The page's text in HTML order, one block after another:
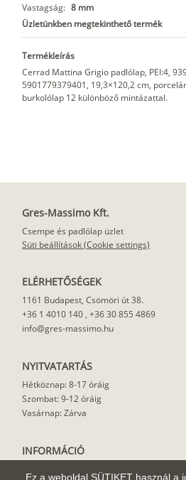
Ez a weboldal SÜTIKET használ a
Vastagság: 8 mm
Üzletünkben megtekinthető termék
Termékleírás
Cerrad Mattina Grigio padlólap, PEI:4,
5901779379401, 19,3×120,2 cm,
burkolólap 12 különböző mintázattal.
Gres-Massimo Kft.
Csempe és padlólap üzlet
Süti beállítások (Cookie settings)
ELÉRHETŐSÉGEK
1161 Budapest, Csömöri út 38.
+36 1 4010 140 , +36 30 855 4869
info@gres-massimo.hu
NYITVATARTÁS
Hétköznap: 8-17 óráig
Szombat: 9-12 óráig
Vasárnap: Zárva
INFORMÁCIÓ